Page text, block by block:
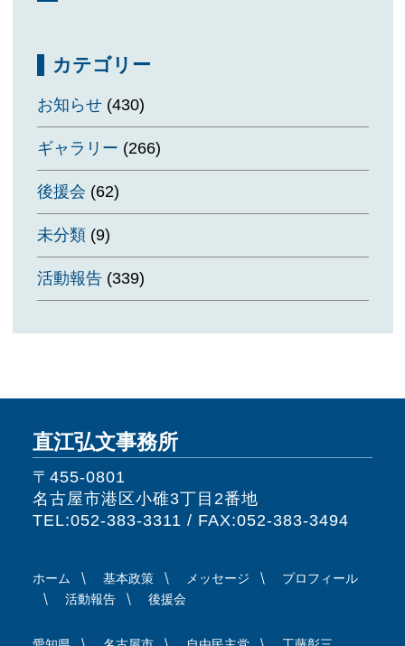
カテゴリー
お知らせ(430)
ギャラリー (266)
後援会 (62)
未分類(9)
活動報告(339)
直江弘文事務所
〒455-0801
名古屋市港区小碓3丁目2番地
TEL:052-383-3311 / FAX:052-383-3494
ホーム 基本政策 メッセージ
プロフィール
活動報告
後援会